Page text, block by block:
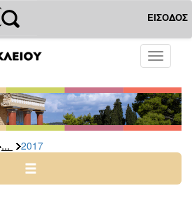
ΕΙΣΟΔΟΣ
Toggle
... 2017